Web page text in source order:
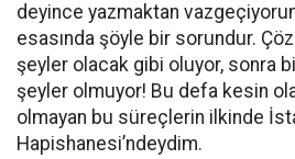
deyince yazmaktan
esasında şöyle bir sorundur.
şeyler olacak gibi oluyor, sonra
şeyler olmuyor! Bu defa kesin
olmayan bu süreçlerin ilkinde
Hapishanesi’ndeydim.